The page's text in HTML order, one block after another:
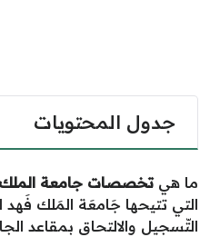
جدول المحتويات
ما هيتخصصات جامعة الملك
التي تتيحها جَامعَة المَلك فَهد
التّسجيل والالتحاق بمقاعد